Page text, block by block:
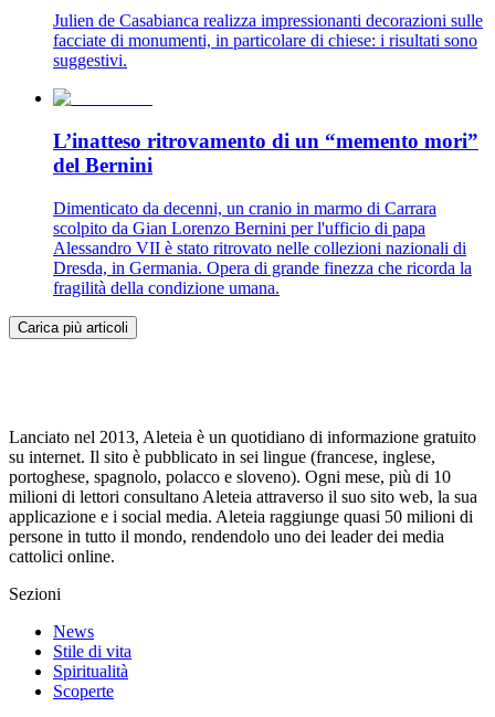
Julien de Casabianca realizza impressionanti decorazioni sulle
facciate di monumenti, in particolare di chiese: i risultati sono
suggestivi.
L’inatteso ritrovamento di un “memento mori”
del Bernini
Dimenticato da decenni, un cranio in marmo di Carrara
scolpito da Gian Lorenzo Bernini per l'ufficio di papa
Alessandro VII è stato ritrovato nelle collezioni nazionali di
Dresda, in Germania. Opera di grande finezza che ricorda la
fragilità della condizione umana.
Carica più articoli
Lanciato nel 2013, Aleteia è un quotidiano di informazione gratuito
su internet. Il sito è pubblicato in sei lingue (francese, inglese,
portoghese, spagnolo, polacco e sloveno). Ogni mese, più di 10
milioni di lettori consultano Aleteia attraverso il suo sito web, la sua
applicazione e i social media. Aleteia raggiunge quasi 50 milioni di
persone in tutto il mondo, rendendolo uno dei leader dei media
cattolici online.
Sezioni
News
Stile di vita
Spiritualità
Scoperte